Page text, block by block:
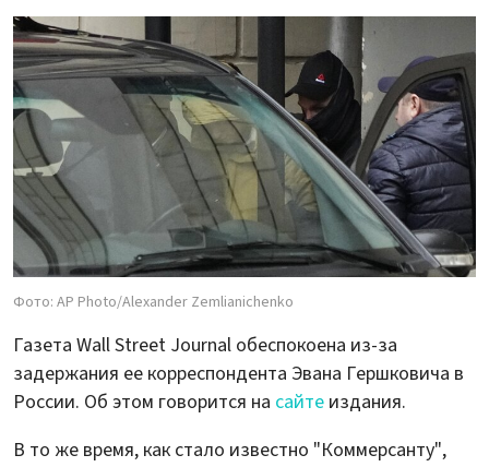
Фото: AP Photo/Alexander Zemlianichenko
Газета Wall Street Journal обеспокоена из-за
задержания ее корреспондента Эвана Гершковича в
России. Об этом говорится на сайте издания.
В то же время, как стало известно "Коммерсанту",